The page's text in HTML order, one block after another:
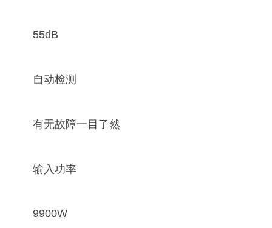
55dB
自动检测
有无故障一目了然
输入功率
9900W